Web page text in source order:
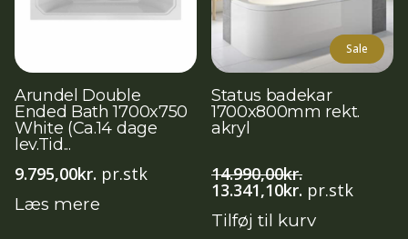
Arundel Double
Ended Bath 1700x750
White (Ca.14 dage
lev.Tid...
9.795,00kr. pr.stk
Læs mere
Sale
Status badekar
1700x800mm rekt.
akryl
14.990,00kr.
Den
oprindelige
pris
13.341,10kr. Den
aktuelle
pris
pr.stk
Tilføj til kurv